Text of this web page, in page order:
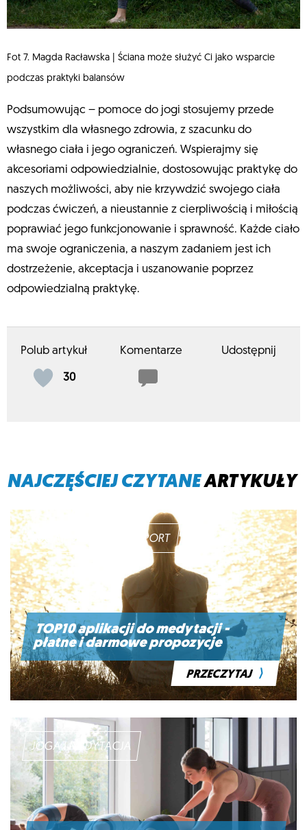
Fot 7. Magda Racławska | Ściana może służyć Ci jako wsparcie
podczas praktyki balansów
Podsumowując – pomoce do jogi stosujemy przede
wszystkim dla własnego zdrowia, z szacunku do
własnego ciała i jego ograniczeń. Wspierajmy się
akcesoriami odpowiedzialnie, dostosowując praktykę do
naszych możliwości, aby nie krzywdzić swojego ciała
podczas ćwiczeń, a nieustannie z cierpliwością i miłością
poprawiać jego funkcjonowanie i sprawność. Każde ciało
ma swoje ograniczenia, a naszym zadaniem jest ich
dostrzeżenie, akceptacja i uszanowanie poprzez
odpowiedzialną praktykę.
Polub artykuł
30
Komentarze Udostępnij
NAJCZĘŚCIEJ CZYTANEARTYKUŁY
JOGA I MEDYTACJA, SPORT
TOP10 aplikacji do medytacji -
płatne i darmowe propozycje
PRZECZYTAJ ⟩
JOGA I MEDYTACJA